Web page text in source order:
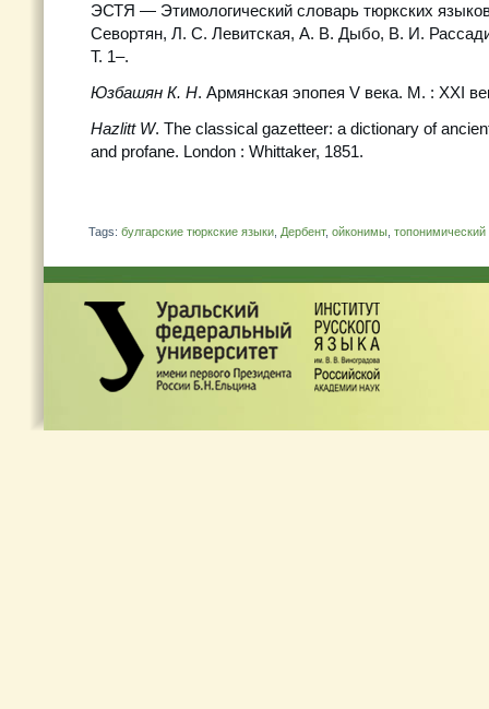
ЭСТЯ — Этимологический словарь тюркских
Севортян, Л. С. Левитская, А. В. Дыбо, В. И.
Т. 1–.
Юзбашян К. Н. Армянская эпопея V века. М. : ХХI
Hazlitt W. The classical gazetteer: a dictionary of
and profane. London : Whittaker, 1851.
Tags: булгарские тюркские языки Дербент, ойконимы